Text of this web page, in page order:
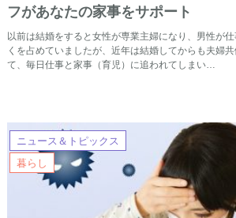
フがあなたの家事をサポート
以前は結婚をすると女性が専業主婦になり、男性が
くを占めていましたが、近年は結婚してからも夫婦
て、毎日仕事と家事（育児）に追われてしまい…
ニュース＆トピックス
暮らし